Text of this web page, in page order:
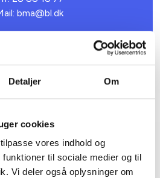
Detaljer Om
cookies
vores indhold og
til sociale medier og til
Vi deler også oplysninger om
bma@bl.dk
Viden